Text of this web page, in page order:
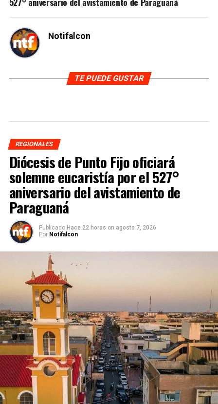
Notifalcon
TE PUEDE GUSTAR
REGIONALES
Diócesis de Punto Fijo oficiará
solemne eucaristía por el 527°
aniversario del avistamiento de
Paraguaná
Publicado Hace 22 horas on agosto 7, 2026
Por Notifalcon